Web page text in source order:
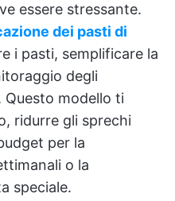
essere stressante.
dei pasti di
i pasti, semplificare la
degli
modello ti
ridurre gli sprechi
per la
o la
speciale.